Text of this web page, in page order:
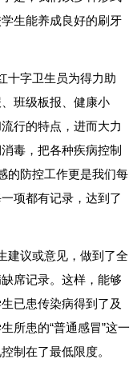
生能养成良好的刷牙
十字卫生员为得力助
班级板报、健康小
行的特点，进而大力
毒，把各种疾病控制
的防控工作更是我们每
项都有记录，达到了
建议或意见，做到了全
席记录。这样，能够
已患传染病得到了及
所患的“普通感冒”这一
制在了最低限度。